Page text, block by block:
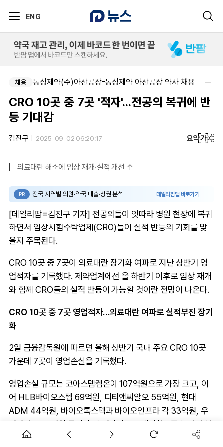
ENG
채용 동성제약(주)아산공장-동성제약 아산공장 약사 채용
CRO 10곳 중 7곳 '적자'...전공의 복귀에 반
등 기대감
김진구 2025-09-02 06:20:17 요약가
의료대란 해소에 임상 재개·실적 개선 ↑
PR 전국 지역별 의원·약국 매출·상권 분석 데일리팜맵 바로가기
[데일리팜=김진구 기자] 전공의들이 잇따라 병원 현장에 복귀
하면서 임상시험수탁업체(CRO)들이 실적 반등의 기회를 맞
을지 주목된다.
CRO 10곳 중 7곳이 의료대란 장기화 여파로 지난 상반기 영
업적자를 기록했다. 제약업계에선 올 하반기 이후로 임상 재개
와 함께 CRO들의 실적 반등이 가능할 것이란 전망이 나온다.
CRO 10곳 중 7곳 영업적자…의료대란 여파로 실적부진 장기
화
2일 금융감독원에 따르면 올해 상반기 국내 주요 CRO 10곳
가운데 7곳이 영업손실을 기록했다.
영업손실 규모는 코아스템켐온이 107억원으로 가장 크고, 이
어 HLB바이오스텝 69억원, 디티앤씨알오 55억원, 현대
ADM 44억원, 바이오톡스텍과 바이오인프라 각 33억원, 우
정바이오 30억원 등이다. 우정바이오를 제외한 6곳은 작년 상
반기에 이어 2년 연속 영업손실을 냈다.